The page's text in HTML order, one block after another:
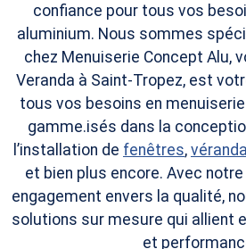
confiance pour tous vos
aluminium. Nous sommes
chez Menuiserie Concept Alu,
Veranda à Saint-Tropez, est
tous vos besoins en
gamme.isés dans la
l’installation de fenêtres,
et bien plus encore. Avec
engagement envers la qualité,
solutions sur mesure qui allient
et